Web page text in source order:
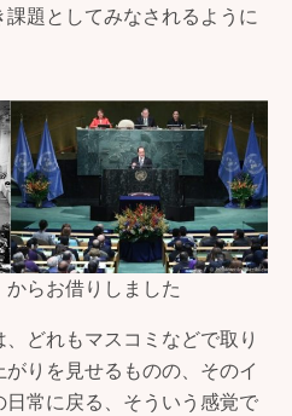
題としてみなされるように
からお借りしました
どれもマスコミなどで取り
りを見せるものの、そのイ
常に戻る、そういう感覚で